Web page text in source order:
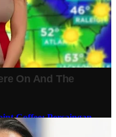
21 Hari, Apa
yang Memancarkan
Coffee: Persaingan